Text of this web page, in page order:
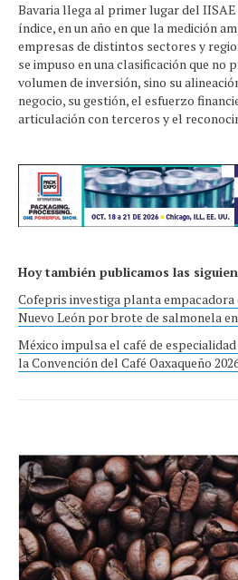
Bavaria llega al primer lugar del IISAE
índice, en un año en que la medición
empresas de distintos sectores y
se impuso en una clasificación que no
volumen de inversión, sino su
negocio, su gestión, el esfuerzo
articulación con terceros y el
Hoy también publicamos las
Cofepris investiga planta empacadora
Nuevo León por brote de salmonela
México impulsa el café de
la Convención del Café Oaxaqueño